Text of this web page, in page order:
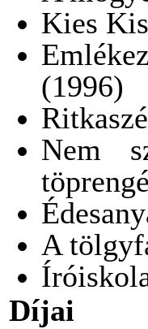
Kies
(1996)
Nem
A
Díjai